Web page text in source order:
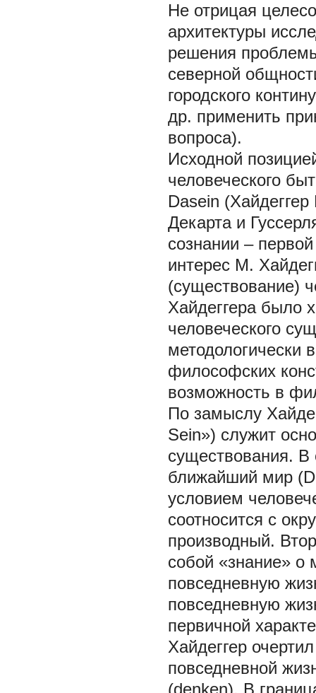
Не отрицая
архитектуры
решения
северной
городского
др. применить
вопроса).
Исходной
человеческого
Dasein
Декарта и
сознании –
интерес М.
(существование)
Хайдеггера было
человеческого
методологически
философских
возможность в
По замыслу
Sein») служит
существования. В
ближайший мир
условием
соотносится с
производный.
собой «знание» о
повседневную
повседневную
первичной
Хайдеггер
повседневной
(denken). В